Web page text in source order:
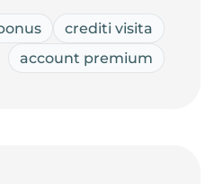
crediti visita
account premium